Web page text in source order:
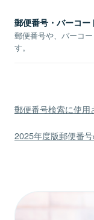
郵便番号・バーコー
郵便番号や、バーコ
す。
郵便番号検索に使用
2025年度版郵便番